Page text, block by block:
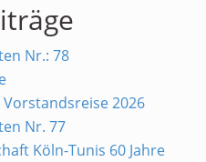
Nr.: 78
2026
Nr. 77
Köln-Tunis 60 Jahre